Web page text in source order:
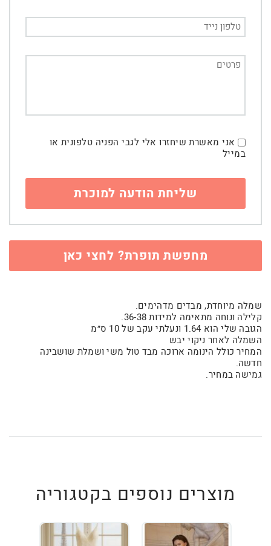
אני מאשרת שיחזרו אלי לגבי הפניה טלפונית או
במייל
מחפשת תופרת? לחצי כאן
שמלה מיוחדת, מבדים מדהימים.
קלילה ונוחה מתאימה למידות 36-38.
הגובה שלי הוא 1.64 ונעלתי עקב של 10 ס״מ
השמלה לאחר ניקוי יבש
המחיר כולל הינומה ארוכה מבד טול משי ושמלת שושבינה
חדשה.
גמישה במחיר.
מוצרים נוספים בקטגוריה